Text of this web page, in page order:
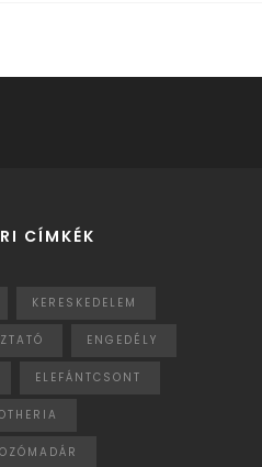
CÍMKÉK
KERESKEDELEM
ENGEDÉLY
ELEFÁNTCSONT